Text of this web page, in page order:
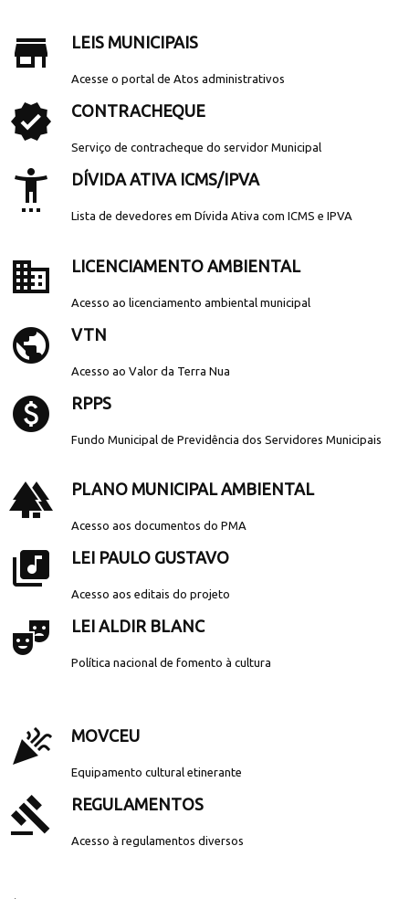
store_mall_directory LEIS MUNICIPAIS
Acesse o portal de Atos administrativos
verified CONTRACHEQUE
Serviço de contracheque do servidor Municipal
settings_accessibility DÍVIDA ATIVA ICMS/IPVA
Lista de devedores em Dívida Ativa com ICMS e IPVA
business LICENCIAMENTO AMBIENTAL
Acesso ao licenciamento ambiental municipal
public VTN
Acesso ao Valor da Terra Nua
paid RPPS
Fundo Municipal de Previdência dos Servidores Municipais
forest PLANO MUNICIPAL AMBIENTAL
Acesso aos documentos do PMA
library_music LEI PAULO GUSTAVO
Acesso aos editais do projeto
theater_comedy LEI ALDIR BLANC
Política nacional de fomento à cultura
celebration MOVCEU
Equipamento cultural etinerante
gavel REGULAMENTOS
Acesso à regulamentos diversos